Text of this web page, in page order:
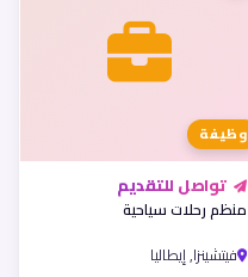
وظيفة
تواصل للتقديم
منظم رحلات سياحية
فيتشينزا, إيطاليا